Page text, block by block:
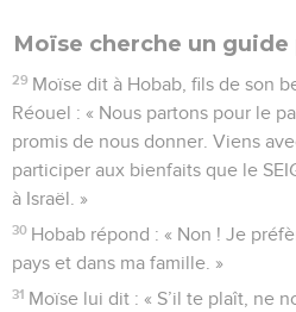
Moïse cherche un guide
29 Moïse dit à Hobab, fils de son
Réouel : « Nous partons pour le
promis de nous donner. Viens
participer aux bienfaits que le
à Israël. »
30 Hobab répond : « Non ! Je
pays et dans ma famille. »
31 Moïse lui dit : « S’il te plaît, ne